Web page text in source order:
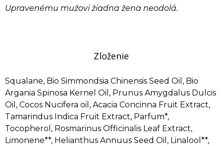
Upravenému mužovi žiadna žena neodolá.
Zloženie
Squalane, Bio Simmondsia Chinensis Seed Oil, Bio
Argania Spinosa Kernel Oil, Prunus Amygdalus Dulcis
Oil, Cocos Nucifera oil, Acacia Concinna Fruit Extract,
Tamarindus Indica Fruit Extract, Parfum*,
Tocopherol, Rosmarinus Officinalis Leaf Extract,
Limonene**, Helianthus Annuus Seed Oil, Linalool**,